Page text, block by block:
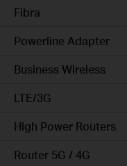
Fibra
Powerline Adapter
Business Wireless
LTE/3G
High Power Routers
Router 5G / 4G